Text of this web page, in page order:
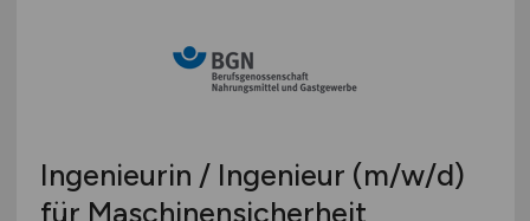
Ingenieurin / Ingenieur (m/w/d)
für Maschinensicherheit